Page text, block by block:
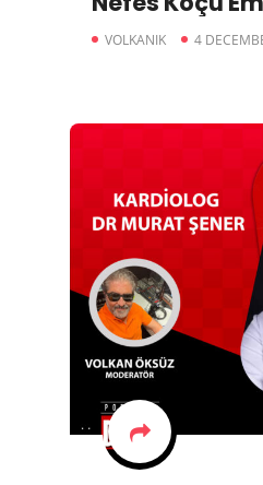
Anlatıyor
VOLKANIK 4